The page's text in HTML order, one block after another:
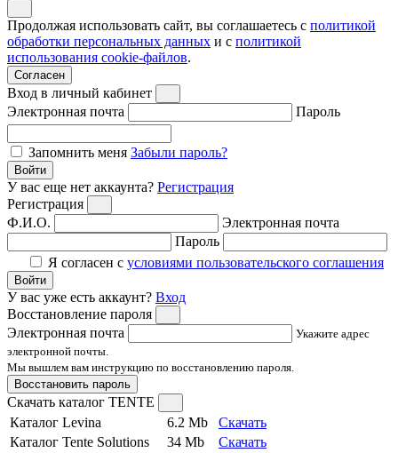
Продолжая использовать сайт, вы соглашаетесь с политикой
обработки персональных данных и с политикой
использования cookie-файлов.
Согласен
Вход в личный кабинет
Электронная почта
Пароль
Запомнить меня Забыли пароль?
Войти
У вас еще нет аккаунта? Регистрация
Регистрация
Ф.И.О.
Электронная почта
Пароль
Я согласен с условиями пользовательского соглашения
Войти
У вас уже есть аккаунт? Вход
Восстановление пароля
Электронная почта
Укажите адрес
электронной почты.
Мы вышлем вам инструкцию по восстановлению пароля.
Восстановить пароль
Скачать каталог TENTE
Каталог Levina
6.2 Mb
Скачать
Каталог Tente Solutions
34 Mb Скачать